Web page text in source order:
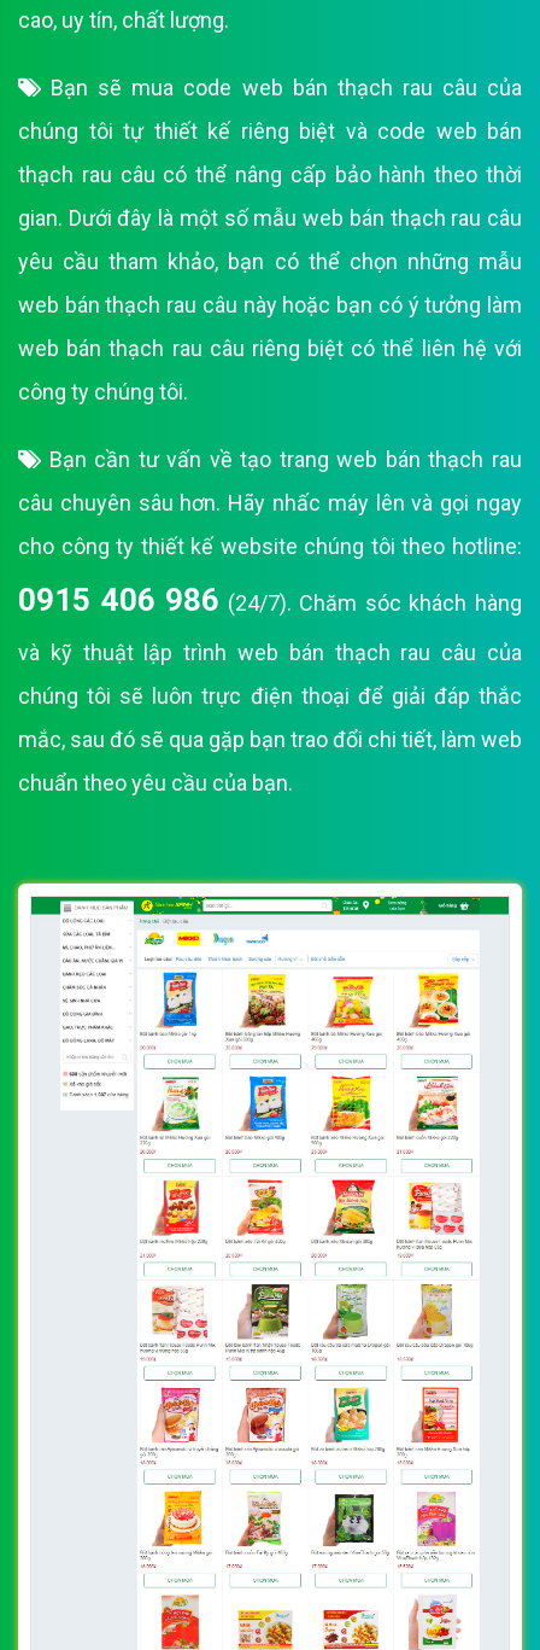
cao, uy tín, chất lượng.
Bạn sẽ mua code web bán thạch rau câu của
chúng tôi tự thiết kế riêng biệt và code web bán
thạch rau câu có thể nâng cấp bảo hành theo thời
gian. Dưới đây là một số mẫu web bán thạch rau câu
yêu cầu tham khảo, bạn có thể chọn những mẫu
web bán thạch rau câu này hoặc bạn có ý tưởng làm
web bán thạch rau câu riêng biệt có thể liên hệ với
công ty chúng tôi.
Bạn cần tư vấn về tạo trang web bán thạch rau
câu chuyên sâu hơn. Hãy nhấc máy lên và gọi ngay
cho công ty thiết kế website chúng tôi theo hotline:
0915 406 986 (24/7). Chăm sóc khách hàng
và kỹ thuật lập trình web bán thạch rau câu của
chúng tôi sẽ luôn trực điện thoại để giải đáp thắc
mắc, sau đó sẽ qua gặp bạn trao đổi chi tiết, làm web
chuẩn theo yêu cầu của bạn.